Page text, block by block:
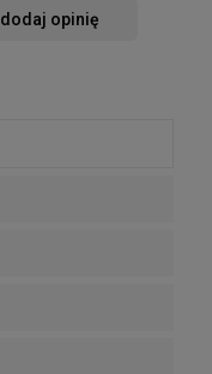
dodaj opinię